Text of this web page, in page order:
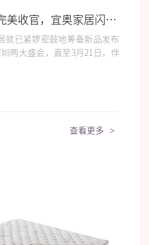
EON宜奥|两地展会完美收官，宜奥家居闪耀全场
就已紧锣密鼓地筹备新品发布
两大盛会，直至3月21日，伴
查看更多 >